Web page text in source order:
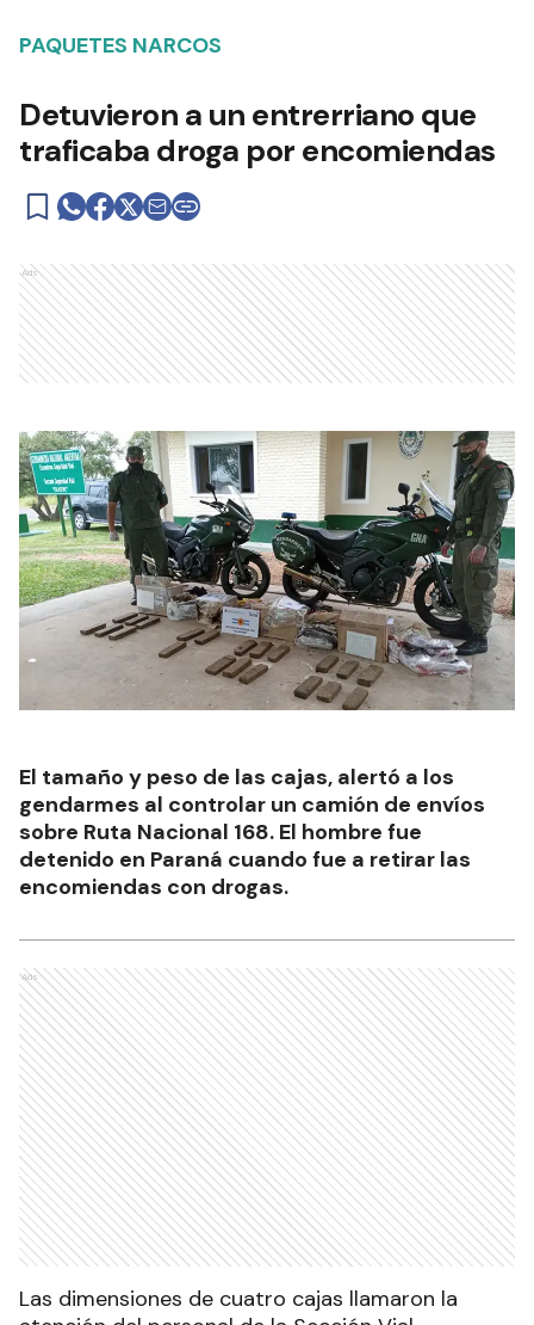
PAQUETES NARCOS
Detuvieron a un entrerriano que
traficaba droga por encomiendas
Ads
El tamaño y peso de las cajas, alertó a los
gendarmes al controlar un camión de envíos
sobre Ruta Nacional 168. El hombre fue
detenido en Paraná cuando fue a retirar las
encomiendas con drogas.
Ads
Las dimensiones de cuatro cajas llamaron la